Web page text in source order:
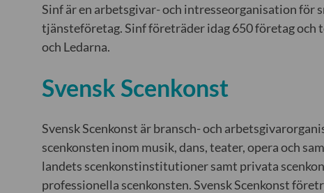
Sinf är en arbetsgivar- och intresseorganisation för
tjänsteföretag. Sinf företräder idag 650 företag och
och Ledarna.
Svensk Scenkonst
Svensk Scenkonst är bransch- och
scenkonsten inom musik, dans, teater, opera och
landets scenkonstinstitutioner samt privata
professionella scenkonsten. Svensk Scenkonst